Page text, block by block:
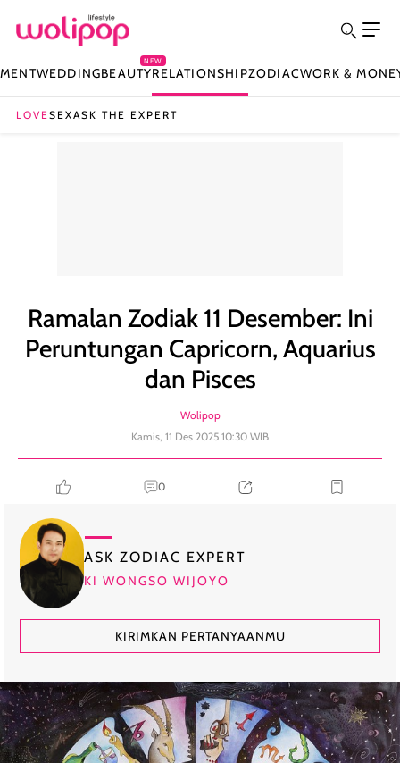
WEDDINGBEAUTY
NEW
RELATIONSHIPZODIACWORK &
LOVESEXASK THE EXPERT
Ramalan Zodiak 11 Desember: Ini
Peruntungan Capricorn, Aquarius
dan Pisces
Wolipop
Kamis, 11 Des 2025 10:30 WIB
0
ASK ZODIAC EXPERT
KI WONGSO WIJOYO
KIRIMKAN PERTANYAANMU